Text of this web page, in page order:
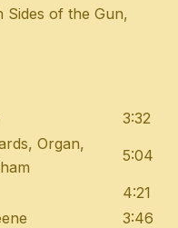
Sides of the Gun,
3:32
Organ,
5:04
4:21
3:46